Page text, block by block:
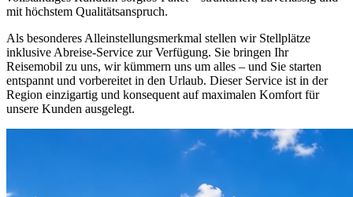
mit höchstem Qualitätsanspruch.
Als besonderes Alleinstellungsmerkmal stellen wir Stellplätze
inklusive Abreise-Service zur Verfügung. Sie bringen Ihr
Reisemobil zu uns, wir kümmern uns um alles – und Sie starten
entspannt und vorbereitet in den Urlaub. Dieser Service ist in der
Region einzigartig und konsequent auf maximalen Komfort für
unsere Kunden ausgelegt.